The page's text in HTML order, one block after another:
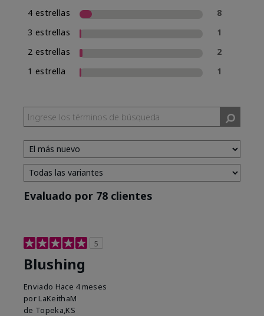
4 estrellas
8
3 estrellas
1
2 estrellas
2
1 estrella
1
Evaluado por 78 clientes
5
Blushing
Enviado Hace 4 meses
por LaKeithaM
de Topeka,KS